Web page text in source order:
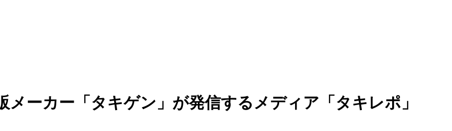
メーカー「タキゲン」が発信するメディア「タキレポ」